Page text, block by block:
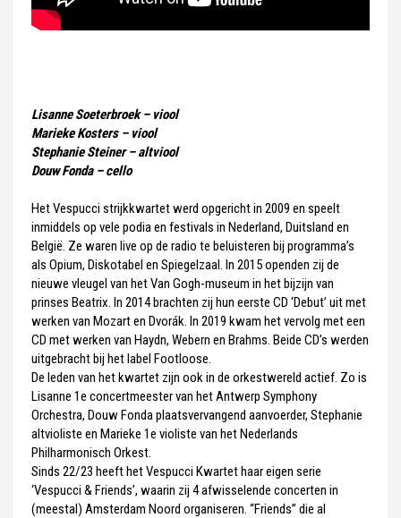
Lisanne Soeterbroek – viool
Marieke Kosters – viool
Stephanie Steiner – altviool
Douw Fonda – cello
Het Vespucci strijkkwartet werd opgericht in 2009 en speelt
inmiddels op vele podia en festivals in Nederland, Duitsland en
België. Ze waren live op de radio te beluisteren bij programma’s
als Opium, Diskotabel en Spiegelzaal. In 2015 openden zij de
nieuwe vleugel van het Van Gogh-museum in het bijzijn van
prinses Beatrix. In 2014 brachten zij hun eerste CD ‘Debut’ uit met
werken van Mozart en Dvorák. In 2019 kwam het vervolg met een
CD met werken van Haydn, Webern en Brahms. Beide CD’s werden
uitgebracht bij het label Footloose.
De leden van het kwartet zijn ook in de orkestwereld actief. Zo is
Lisanne 1e concertmeester van het Antwerp Symphony
Orchestra, Douw Fonda plaatsvervangend aanvoerder, Stephanie
altvioliste en Marieke 1e violiste van het Nederlands
Philharmonisch Orkest.
Sinds 22/23 heeft het Vespucci Kwartet haar eigen serie
‘Vespucci & Friends’, waarin zij 4 afwisselende concerten in
(meestal) Amsterdam Noord organiseren. “Friends” die al